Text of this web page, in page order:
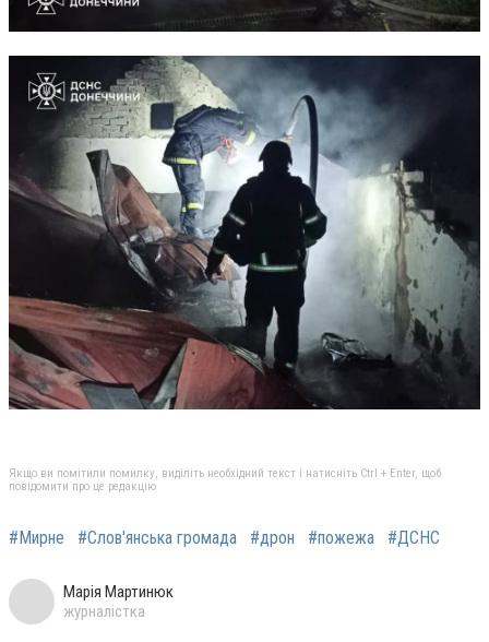
Якщо ви помітили помилку, виділіть необхідний текст і натисніть Ctrl + Enter, щоб
повідомити про це редакцію
#Мирне #Слов'янська громада #дрон #пожежа #ДСНС
Марія Мартинюк
журналістка